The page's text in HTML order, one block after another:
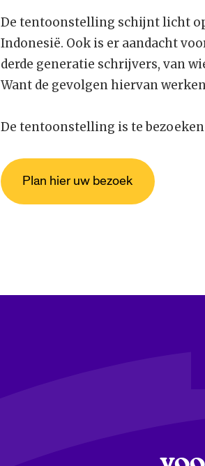
De tentoonstelling schijnt licht
Indonesië. Ook is er aandacht
derde generatie schrijvers, van
Want de gevolgen hiervan
De tentoonstelling is te bezoeken